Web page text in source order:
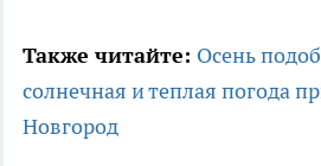
Также читайте: Осень
солнечная и теплая погода
Новгород